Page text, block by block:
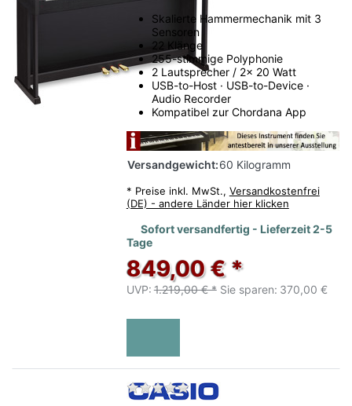
Skalierte Hammermechanik mit 3
Sensoren
22 Klänge
255-stimmige Polyphonie
2 Lautsprecher / 2x 20 Watt
USB-to-Host · USB-to-Device ·
Audio Recorder
Kompatibel zur Chordana App
Versandgewicht:60 Kilogramm
* Preise inkl. MwSt., Versandkostenfrei
(DE) - andere Länder hier klicken
Sofort versandfertig - Lieferzeit 2-5
Tage
849,00 € *
UVP: 1.219,00 € * Sie sparen: 370,00 €
Zu diesem Produkt liegen